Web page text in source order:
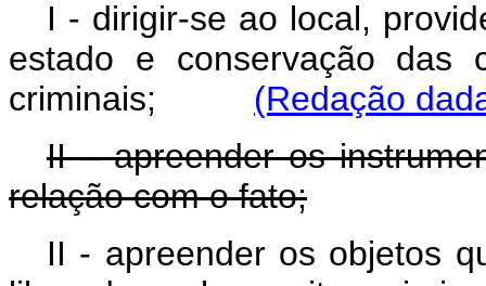
I - dirigir-se ao local,
estado e conservação das
criminais; (Redação
II – apreender os
relação com o fato;
II - apreender os objetos